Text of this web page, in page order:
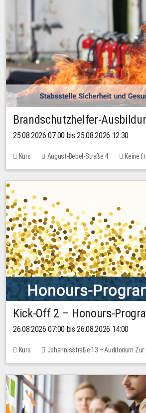
Brandschutzhelfer-
25.08.2026 07:00 bis 25.08.2026 12:30
Kurs August-Bebel-Straße 4 Keine
Kick-Off 2 – Honours-
26.08.2026 07:00 bis 26.08.2026 14:00
Kurs
Johannisstraße 13 – Auditorium Zur
Keine freien Plätze